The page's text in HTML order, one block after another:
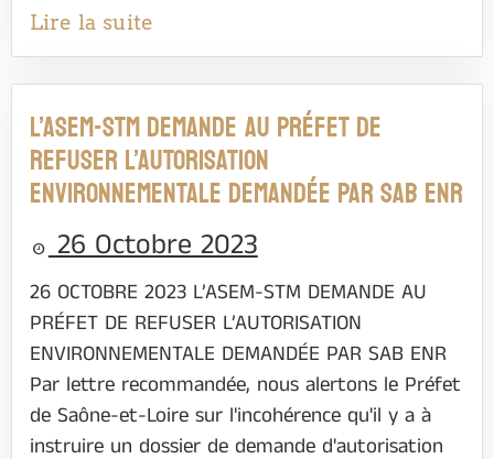
Lire la suite
L’ASEM-STM DEMANDE AU PRÉFET DE
REFUSER L’AUTORISATION
ENVIRONNEMENTALE DEMANDÉE PAR SAB ENR
26 Octobre 2023
26 OCTOBRE 2023 L’ASEM-STM DEMANDE AU
PRÉFET DE REFUSER L’AUTORISATION
ENVIRONNEMENTALE DEMANDÉE PAR SAB ENR
Par lettre recommandée, nous alertons le Préfet
de Saône-et-Loire sur l'incohérence qu'il y a à
instruire un dossier de demande d'autorisation